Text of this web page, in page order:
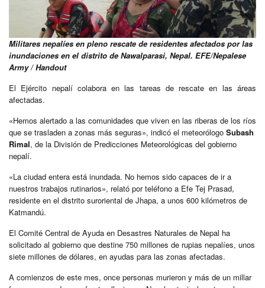
Militares nepalíes en pleno rescate de residentes afectados por las
inundaciones en el distrito de Nawalparasi, Nepal. EFE/Nepalese
Army / Handout
El Ejército nepalí colabora en las tareas de rescate en las áreas
afectadas.
«Hemos alertado a las comunidades que viven en las riberas de los ríos
que se trasladen a zonas más seguras», indicó el meteorólogo Subash
Rimal, de la División de Predicciones Meteorológicas del gobierno
nepalí.
«La ciudad entera está inundada. No hemos sido capaces de ir a
nuestros trabajos rutinarios», relató por teléfono a Efe Tej Prasad,
residente en el distrito suroriental de Jhapa, a unos 600 kilómetros de
Katmandú.
El Comité Central de Ayuda en Desastres Naturales de Nepal ha
solicitado al gobierno que destine 750 millones de rupias nepalíes, unos
siete millones de dólares, en ayudas para las zonas afectadas.
A comienzos de este mes, once personas murieron y más de un millar